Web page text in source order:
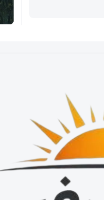
فعال و مدرس حوزه رسانه مطرح کرد:
ترور امام شهید و بازتعریف